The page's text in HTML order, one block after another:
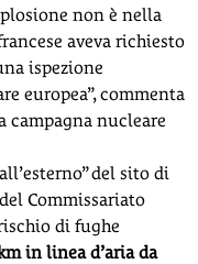
non è nella
aveva richiesto
ispezione
europea”, commenta
campagna nucleare
del sito di
Commissariato
di fughe
in linea d’aria da